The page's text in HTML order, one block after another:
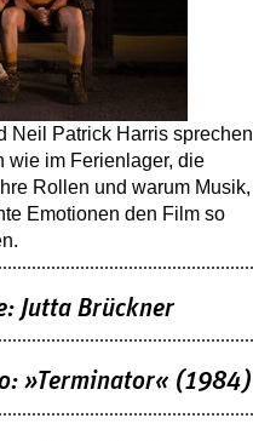
Neil Patrick Harris sprechen
wie im Ferienlager, die
Rollen und warum Musik,
Emotionen den Film so
Jutta Brückner
»Terminator« (1984)